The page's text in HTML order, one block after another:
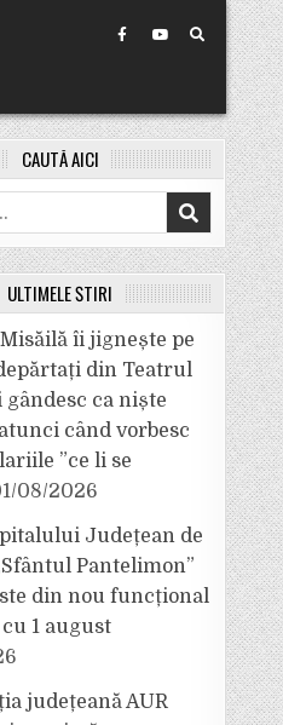
CAUTĂ AICI
ULTIMELE ȘTIRI
îi jignește pe
din Teatrul
gândesc ca niște
când vorbesc
”ce li se
08/2026
Județean de
Pantelimon”
din nou funcțional
1 august
județeană AUR